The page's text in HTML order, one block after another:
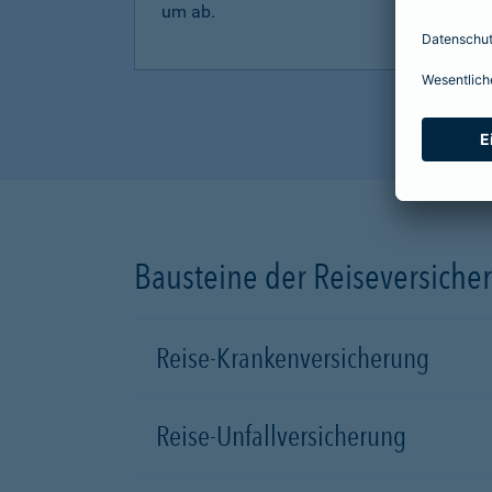
um ab.
Bausteine der
Reise-Krankenversicherung
Reise-Unfallversicherung